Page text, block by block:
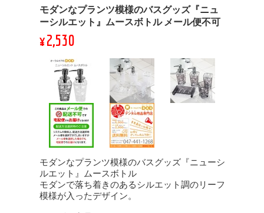
モダンなプランツ模様のバスグッズ『ニュ
ーシルエット』ムースボトル メール便不可
¥2,530
モダンなプランツ模様のバスグッズ『ニューシ
ルエット』ムースボトル
モダンで落ち着きのあるシルエット調のリーフ
模様が入ったデザイン。